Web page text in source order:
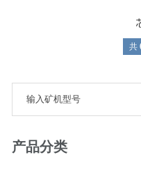
共
产品分类